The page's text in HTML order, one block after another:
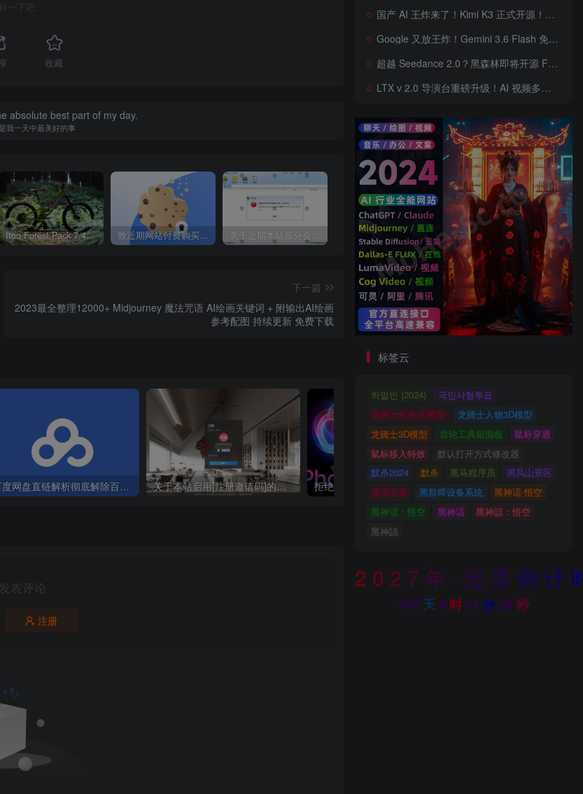
一下吧
收藏
absolute best part of my day.
我一天中最美好的事
Itoo Forest Pack 7.4.20 森林插件 For 3DSMAX 2014 ~ 2023 汉化永久版 致近期网站付费购买资源及会员用户后，网页显示依然没有购买解决方法！ 关于近期本站部分会员反馈解压文件解压到一半失败出错的说明 3dmax模型UV贴图增强脚本插件工具UVTools 3.2L 汉化破解版 For 3dmax2014~2023 年底收官巨献，AIGC行业全平台设计工具网站正式上线，助力创作者突破创作瓶颈，开启高效创作之旅[已下线]
下一篇
2023最全整理12000+ Midjourney 魔法咒语 AI绘画关键词 + 附输出AI绘画
参考配图 持续更新 免费下载
百度网盘直链解析彻底解除百度云限速限制[利用IDM工具在线解析网页版] 关于本站启用[注册邀请码]的说明 拒绝国行阉割！iPhone 17 海外版购买全指南：港版、台版、美版、日版哪个好？
表评论
注册
国产 AI 王炸来了！Kimi K3 正式开源！免费下载全球最大 2.8 万亿参数模型，国产开源 AI 首次逼近闭源天花板
Google 又放王炸！Gemini 3.6 Flash 免费开放，AI 编程、Agent 能力暴涨，开发者必体验的新一代 AI 模型，性能再次刷新纪录
超越 Seedance 2.0？黑森林即将开源 FLUX 3 Dev！Self-Flow 世界模型首次曝光，20 秒音画同步 AI 视频时代来了！
LTX v 2.0 导演台重磅升级！AI 视频多角色、多场景、多参考控制全面增强生成来了，角色一致性暴涨，终于像电影一样可控，一键打造电影级AI 短片
标签云
하얼빈 (2024)
국민사형투표
龙骑士角色3D模型
龙骑士人物3D模型
龙骑士3D模型
齿轮工具箱面板
鼠标穿透
鼠标移入特效
默认打开方式修改器
默杀2024
默杀 黑马程序员
黑风山景区
黑话宝典
黑群晖设备系统
黑神话·悟空
黑神话：悟空
黑神话
黑神話：悟空
黑神話
2 0 2 7 年 - 元 旦 倒 计
147 天 4 时 11 分 26 秒